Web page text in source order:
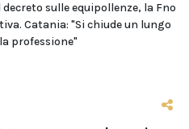
sulle equipollenze, la Fno
Catania: "Si chiude un lungo
professione"